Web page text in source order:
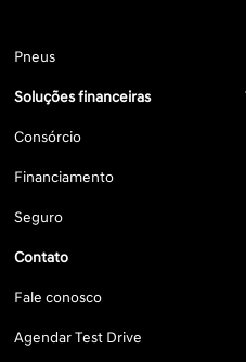
Pneus
Soluções financeiras
Consórcio
Financiamento
Seguro
Contato
Fale conosco
Agendar Test Drive